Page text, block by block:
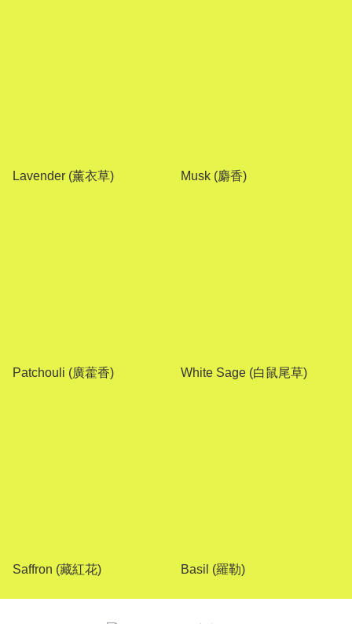
Lavender (薰衣草) Musk (麝香)
Patchouli (廣藿香) White Sage (白鼠尾草)
Saffron (藏紅花) Basil (羅勒)